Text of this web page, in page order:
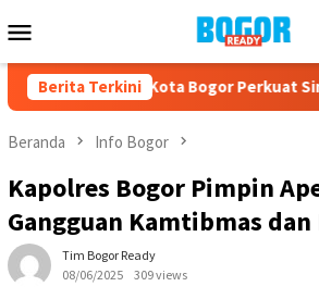
ke
Mobile
Berita Terkini
23, PPAD Kota Bogor Perkuat Sinergi
Beranda Info Bogor
Kapolres Bogor Pimpin
Gangguan Kamtibmas
Tim Bogor Ready
08/06/2025
309 views